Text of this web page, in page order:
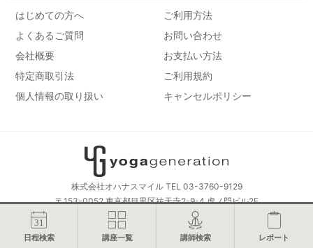
はじめての方へ
ご利用方法
よくあるご質問
お問い合わせ
会社概要
お支払い方法
特定商取引法
ご利用規約
個人情報の取り扱い
キャンセルポリシー
株式会社オハナスマイル TEL 03-3760-9129
〒153-0052 東京都目黒区祐天寺2-9-4 虎ノ門ビル2F
© yogageneration All Rights Reserved.
日程検索 講座一覧 講師検索 レポート